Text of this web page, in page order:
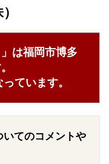
は福岡市博多
ています。
いてのコメントや